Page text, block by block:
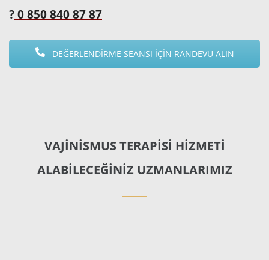
? 0 850 840 87 87
DEĞERLENDİRME SEANSI İÇİN RANDEVU ALIN
VAJİNİSMUS TERAPİSİ HİZMETİ
ALABİLECEĞİNİZ UZMANLARIMIZ